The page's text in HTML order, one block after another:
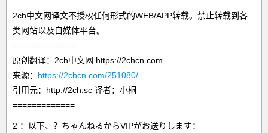
2ch中文网译文不授权任何形式的WEB/APP转载。禁止转载到各
类网站以及自媒体平台。
=============
原创翻译：2ch中文网 https://2chcn.com
来源： https://2chcn.com/251080/
引用元：http://2ch.sc 译者：小桐
=============
2 ：以下、？ちゃんねるからVIPがお送りします：